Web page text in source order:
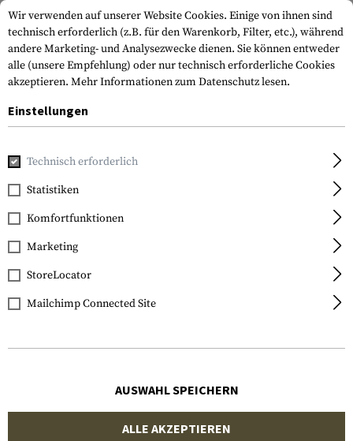
Home Tactical Gear MS1
Magpul
MS1 Padded Sling
Wir verwenden auf unserer Website Cookies. Einige von ihnen sind
technisch erforderlich (z.B. für den Warenkorb, Filter, etc.), während
andere Marketing- und Analysezwecke dienen. Sie können entweder
alle (unsere Empfehlung) oder nur technisch erforderliche Cookies
akzeptieren. Mehr Informationen zum Datenschutz lesen.
Einstellungen
Technisch erforderlich
Statistiken
Komfortfunktionen
Marketing
StoreLocator
Mailchimp Connected Site
AUSWAHL SPEICHERN
ALLE AKZEPTIEREN